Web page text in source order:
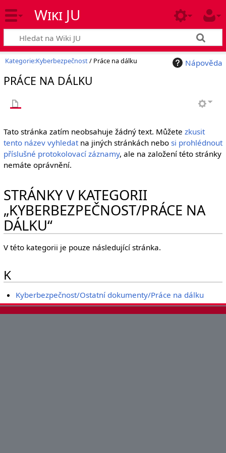
Wiki JU
Nápověda
Kategorie:Kyberbezpečnost/ Práce na dálku
PRÁCE NA DÁLKU
Tato stránka zatím neobsahuje žádný text. Můžete zkusit
tento název vyhledatna jiných stránkách nebo si prohlédnout
příslušné protokolovací záznamy, ale na založení této stránky
nemáte oprávnění.
STRÁNKY V KATEGORII
„KYBERBEZPEČNOST/PRÁCE NA
DÁLKU“
V této kategorii je pouze následující stránka.
K
Kyberbezpečnost/Ostatní dokumenty/Práce na dálku